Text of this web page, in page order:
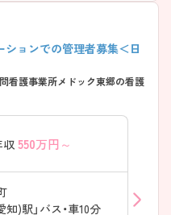
ションでの管理者募集＜日
看護事業所メドック東郷の看護
収 550万円～
)駅」バス・車10分